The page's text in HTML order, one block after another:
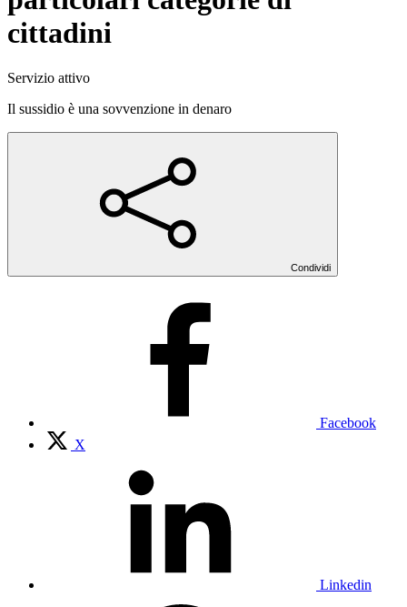
cittadini
Servizio attivo
Il sussidio è una sovvenzione in denaro
Condividi
Facebook
X
Linkedin